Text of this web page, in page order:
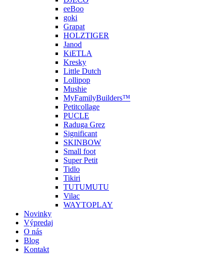
eeBoo
goki
Grapat
HOLZTIGER
Janod
KiETLA
Kresky
Little Dutch
Lollipop
Mushie
MyFamilyBuilders™
Petitcollage
PUCLE
Raduga Grez
Significant
SKINBOW
Small foot
Super Petit
Tidlo
Tikiri
TUTUMUTU
Vilac
WAYTOPLAY
Novinky
Výpredaj
O nás
Blog
Kontakt